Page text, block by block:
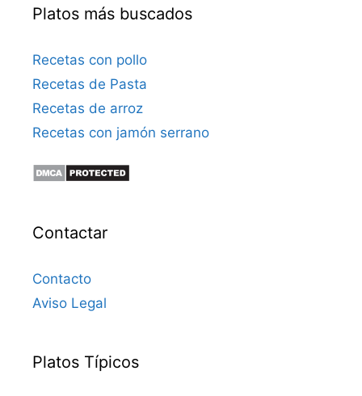
Platos más buscados
Recetas con pollo
Recetas de Pasta
Recetas de arroz
Recetas con jamón serrano
Contactar
Contacto
Aviso Legal
Platos Típicos